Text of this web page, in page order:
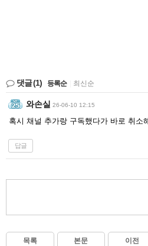
댓글(1) 등록순 최신순
와손실 26-06-10 12:15
혹시 채널 추가랑 구독했다가 바로 취소
답글
목록 본문 이전